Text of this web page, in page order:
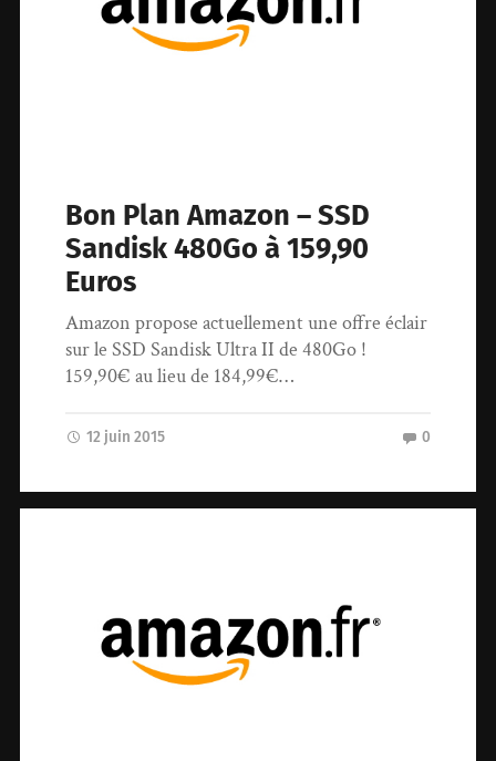
Bon Plan Amazon – SSD
Sandisk 480Go à 159,90
Euros
Amazon propose actuellement une offre éclair
sur le SSD Sandisk Ultra II de 480Go !
159,90€ au lieu de 184,99€…
12 juin 2015 0